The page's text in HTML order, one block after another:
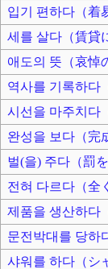
입기 편하다（着
세를 살다（賃貸
애도의 뜻（哀悼
역사를 기록하다
시선을 마주치다
완성을 보다（完
벌(을) 주다（罰を
전혀 다르다（全
제품을 생산하다
문전박대를 당하
샤워를 하다（シ